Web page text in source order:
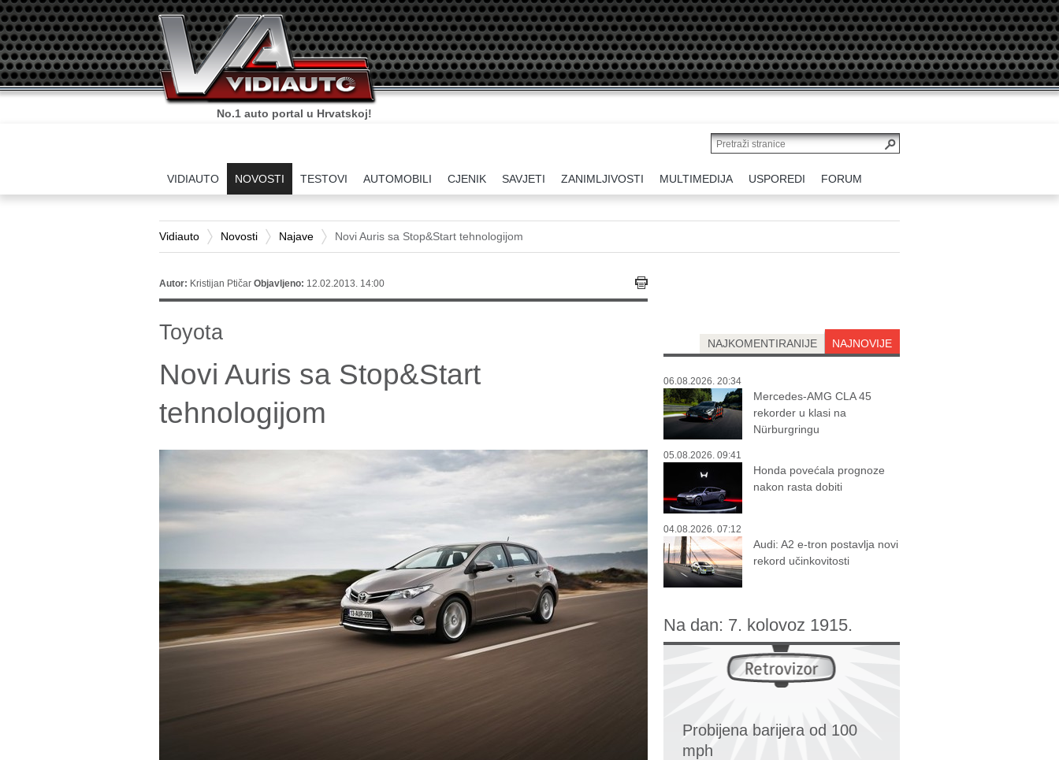
No.1 auto portal u Hrvatskoj!
VIDIAUTO NOVOSTI TESTOVI AUTOMOBILI CJENIK SAVJETI ZANIMLJIVOSTI MULTIMEDIJA USPOREDI FORUM
Vidiauto Novosti Najave Novi Auris sa Stop&Start tehnologijom
Autor: Kristijan Ptičar Objavljeno: 12.02.2013. 14:00
Toyota
Novi Auris sa Stop&Start
tehnologijom
NAJNOVIJE
NAJKOMENTIRANIJE
06.08.2026. 20:34
Mercedes-AMG CLA 45
rekorder u klasi na
Nürburgringu
05.08.2026. 09:41
Honda povećala prognoze
nakon rasta dobiti
04.08.2026. 07:12
Audi: A2 e-tron postavlja novi
rekord učinkovitosti
Na dan: 7. kolovoz 1915.
Probijena barijera od 100
mph